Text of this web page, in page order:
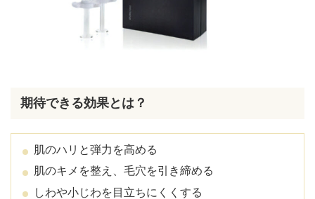
期待できる効果とは？
肌のハリと弾力を高める
肌のキメを整え、毛穴を引き締める
しわや小じわを目立ちにくくする